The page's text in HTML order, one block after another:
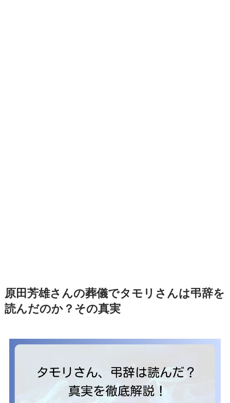
原田芳雄さんの葬儀でタモリさんは弔辞を
読んだのか？その真実